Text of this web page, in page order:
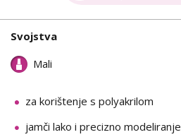
Svojstva
Mali
za korištenje s polyakrilom
jamči lako i precizno modeliranje